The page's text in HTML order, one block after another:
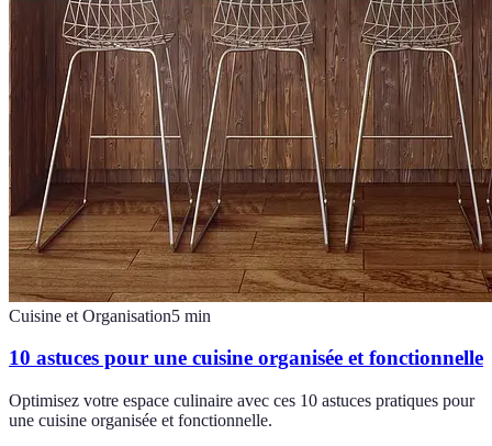
Cuisine et Organisation5 min
10 astuces pour une cuisine organisée et fonctionnelle
Optimisez votre espace culinaire avec ces 10 astuces pratiques pour
une cuisine organisée et fonctionnelle.